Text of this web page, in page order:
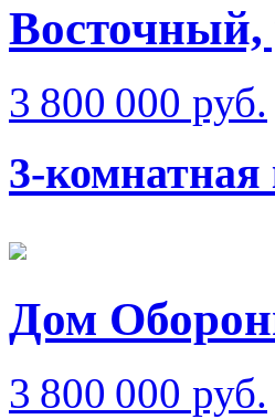
Восточный,
3 800 000 руб.
3-комнатная
Дом
3 800 000 руб.